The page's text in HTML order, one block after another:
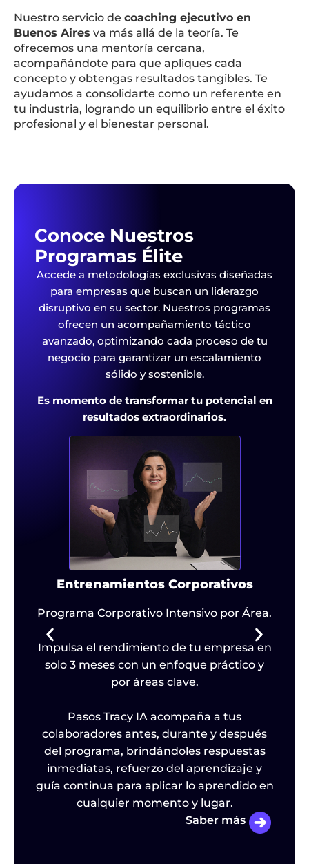
Nuestro servicio de coaching ejecutivo en
Buenos Aires va más allá de la teoría. Te
ofrecemos una mentoría cercana,
acompañándote para que apliques cada
concepto y obtengas resultados tangibles. Te
ayudamos a consolidarte como un referente en
tu industria, logrando un equilibrio entre el éxito
profesional y el bienestar personal.
Conoce Nuestros
Programas Élite
Accede a metodologías exclusivas diseñadas
para empresas que buscan un liderazgo
disruptivo en su sector. Nuestros programas
ofrecen un acompañamiento táctico
avanzado, optimizando cada proceso de tu
negocio para garantizar un escalamiento
sólido y sostenible.
Es momento de transformar tu potencial en
resultados extraordinarios.
Entrenamientos Corporativos
Programa Corporativo Intensivo por Área.
Impulsa el rendimiento de tu empresa en
solo 3 meses con un enfoque práctico y
por áreas clave.
Pasos Tracy IA acompaña a tus
colaboradores antes, durante y después
del programa, brindándoles respuestas
inmediatas, refuerzo del aprendizaje y
guía continua para aplicar lo aprendido en
cualquier momento y lugar.
Saber más